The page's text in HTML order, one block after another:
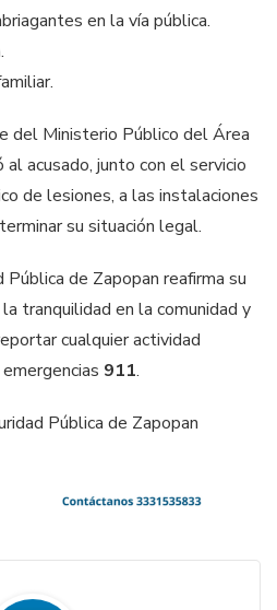
en la vía pública.
del Ministerio Público del Área
acusado, junto con el servicio
de lesiones, a las instalaciones
su situación legal.
Pública de Zapopan reafirma su
tranquilidad en la comunidad y
cualquier actividad
911.
Pública de Zapopan